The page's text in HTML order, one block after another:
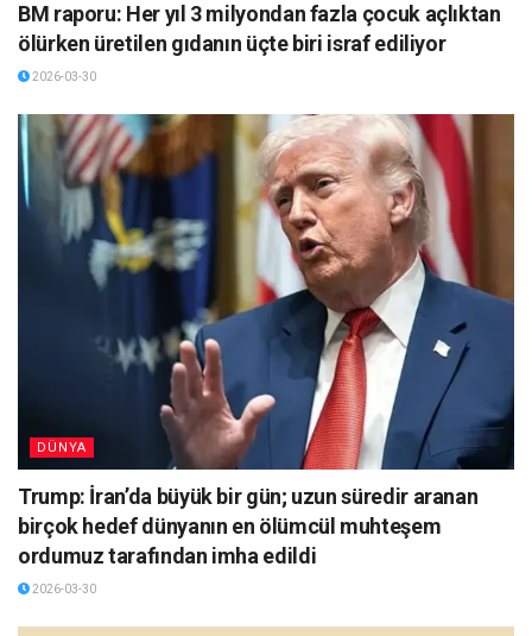
BM raporu: Her yıl 3 milyondan fazla çocuk açlıktan
ölürken üretilen gıdanın üçte biri israf ediliyor
2026-03-30
DÜNYA
Trump: İran’da büyük bir gün; uzun süredir aranan
birçok hedef dünyanın en ölümcül muhteşem
ordumuz tarafından imha edildi
2026-03-30